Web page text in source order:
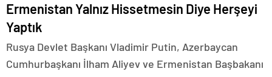
Ermenistan Yalnız Hissetmesin Diye Herşeyi
Yaptık
Rusya Devlet Başkanı Vladimir Putin, Azerbaycan
Cumhurbaşkanı İlham Aliyev ve Ermenistan Başbakanı